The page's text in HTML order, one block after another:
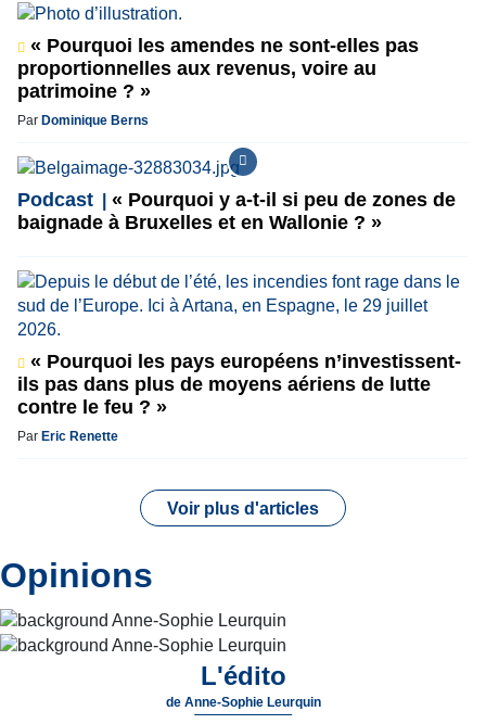
« Pourquoi les amendes ne sont-elles pas
proportionnelles aux revenus, voire au
patrimoine ? »
Par Dominique Berns
Podcast
« Pourquoi y a-t-il si peu de zones de
baignade à Bruxelles et en Wallonie ? »
« Pourquoi les pays européens n’investissent-
ils pas dans plus de moyens aériens de lutte
contre le feu ? »
Par Eric Renette
Voir plus d'articles
Opinions
L'édito
de Anne-Sophie Leurquin